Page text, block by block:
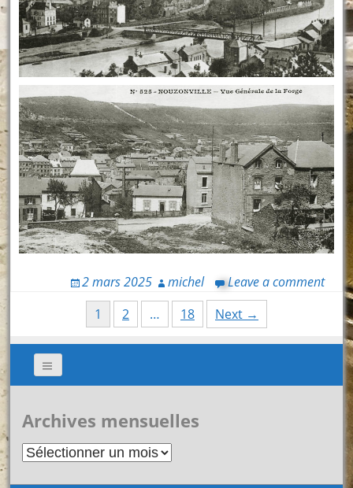
2 mars 2025 michel Leave a comment
Posts
navigation
1 2 … 18 Next →
Archives mensuelles
Archives